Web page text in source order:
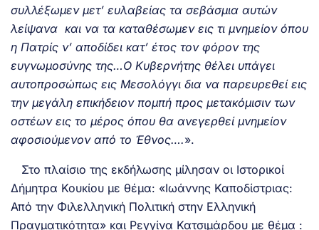
συλλέξωμεν μετ’ ευλαβείας τα σεβάσμια αυτών
λείψανα και να τα καταθέσωμεν εις τι μνημείον όπου
η Πατρίς ν’ αποδίδει κατ’ έτος τον φόρον της
ευγνωμοσύνης της…Ο Κυβερνήτης θέλει υπάγει
αυτοπροσώπως εις Μεσολόγγι δια να παρευρεθεί εις
την μεγάλη επικήδειον πομπή προς μετακόμισιν των
οστέων εις το μέρος όπου θα ανεγερθεί μνημείον
αφοσιούμενον από το Έθνος….».
Στο πλαίσιο της εκδήλωσης μίλησαν οι Ιστορικοί
Δήμητρα Κουκίου με θέμα: «Ιωάννης Καποδίστριας:
Από την Φιλελληνική Πολιτική στην Ελληνική
Πραγματικότητα» και Ρεγγίνα Κατσιμάρδου με θέμα :